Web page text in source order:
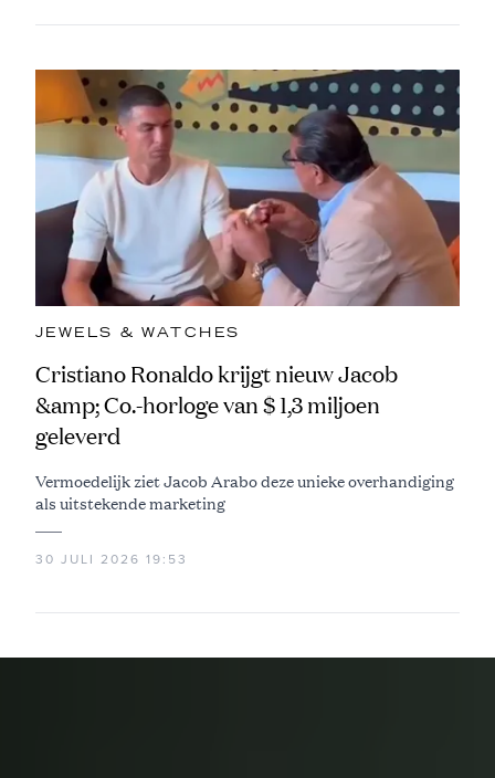
JEWELS & WATCHES
Cristiano Ronaldo krijgt nieuw Jacob
&amp; Co.-horloge van $ 1,3 miljoen
geleverd
Vermoedelijk ziet Jacob Arabo deze unieke overhandiging
als uitstekende marketing
30 JULI 2026 19:53